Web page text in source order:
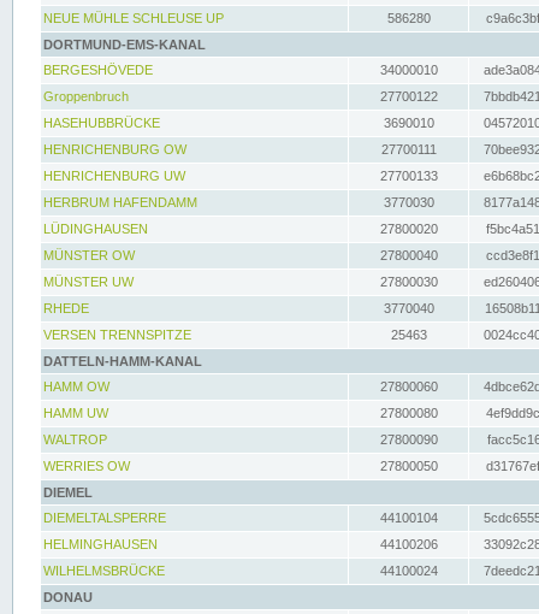
NEUE MÜHLE SCHLEUSE UP
586280
DORTMUND-EMS-KANAL
BERGESHÖVEDE
34000010
Groppenbruch
27700122
HASEHUBBRÜCKE
3690010
HENRICHENBURG OW
27700111
HENRICHENBURG UW
27700133
HERBRUM HAFENDAMM
3770030
LÜDINGHAUSEN
27800020
MÜNSTER OW
27800040
MÜNSTER UW
27800030
RHEDE
3770040
VERSEN TRENNSPITZE
25463
DATTELN-HAMM-KANAL
HAMM OW
27800060
HAMM UW
27800080
WALTROP
27800090
WERRIES OW
27800050
DIEMEL
DIEMELTALSPERRE
44100104
HELMINGHAUSEN
44100206
WILHELMSBRÜCKE
44100024
DONAU